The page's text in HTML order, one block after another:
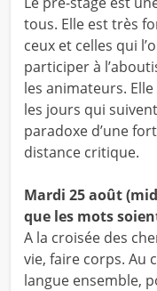
tous. Elle est très
ceux et celles qui
participer à
les animateurs.
les jours qui
paradoxe d’une
distance critique.
Mardi 25 août
que les mots
A la croisée des
vie, faire corps. Au
langue ensemble,